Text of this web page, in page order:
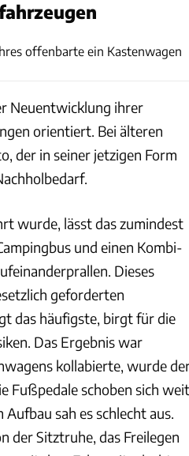
offenbarte ein Kastenwagen
Neuentwicklung ihrer
orientiert. Bei älteren
der in seiner jetzigen Form
wurde, lässt das zumindest
und einen Kombi-
Dieses
geforderten
das häufigste, birgt für die
Das Ergebnis war
kollabierte, wurde
Fußpedale schoben sich weit
sah es schlecht aus.
der Sitztruhe, das Freilegen